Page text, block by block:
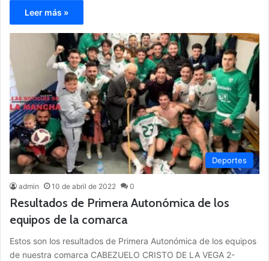
Leer más »
Deportes
admin 10 de abril de 2022 0
Resultados de Primera Autonómica de los
equipos de la comarca
Estos son los resultados de Primera Autonómica de los equipos
de nuestra comarca CABEZUELO CRISTO DE LA VEGA 2-